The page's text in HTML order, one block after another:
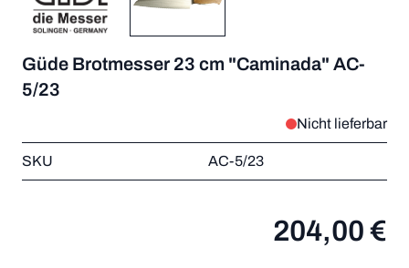
Güde Brotmesser 23 cm "Caminada" AC-
5/23
Nicht lieferbar
SKU AC-5/23
204,00 €